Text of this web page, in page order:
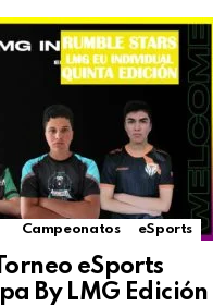
Campeonatos eSports
eSports
By LMG Edición